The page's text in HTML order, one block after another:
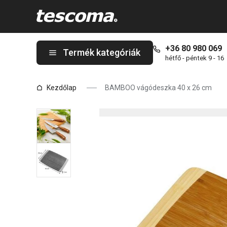
Termék kategóriák +36 80 980 069
hétfő - péntek 9 - 16
Kezdőlap BAMBOO vágódeszka 40 x 26 cm